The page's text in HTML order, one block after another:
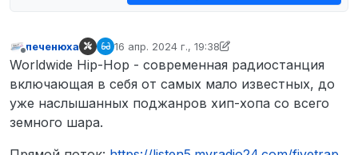
Не в сети
печенюха 16 апр. 2024 г., 19:38
отредактировано вяч
Worldwide Hip-Hop - современная радиостанция
включающая в себя от самых мало известных, до
уже наслышанных поджанров хип-хопа со всего
земного шара.